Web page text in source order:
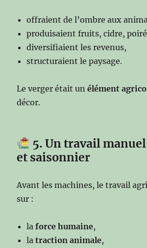
offraient de l’ombre aux
produisaient fruits, cidre,
diversifiaient les revenus,
structuraient le paysage.
Le verger était unélément
décor.
5. Un travail
et saisonnier
Avant les machines, le travail
sur :
laforce humaine,
latraction animale,